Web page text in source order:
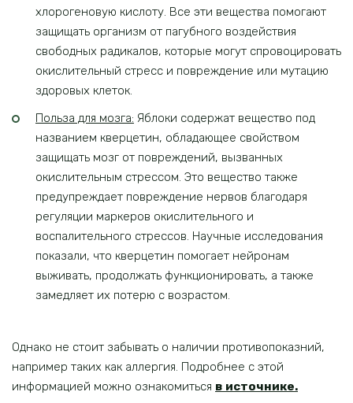
хлорогеновую кислоту. Все эти вещества помогают
защищать организм от пагубного воздействия
свободных радикалов, которые могут спровоцировать
окислительный стресс и повреждение или мутацию
здоровых клеток.
Польза для мозга: Яблоки содержат вещество под
названием кверцетин, обладающее свойством
защищать мозг от повреждений, вызванных
окислительным стрессом. Это вещество также
предупреждает повреждение нервов благодаря
регуляции маркеров окислительного и
воспалительного стрессов. Научные исследования
показали, что кверцетин помогает нейронам
выживать, продолжать функционировать, а также
замедляет их потерю с возрастом.
Однако не стоит забывать о наличии противопоказний,
например таких как аллергия. Подробнее с этой
информацией можно ознакомиться в источнике.